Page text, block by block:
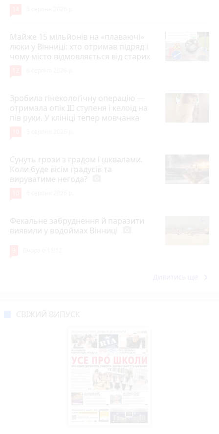
Майже 15 мільйонів на «плаваючі»
люки у Вінниці: хто отримав підряд і
чому місто відмовляється від старих
Зробила гінекологічну операцію —
отримала опік ІІІ ступеня і келоїд на
пів руки. У клініці тепер мовчанка
Сунуть грози з градом і шквалами.
Коли буде вісім градусів та
вируватиме негода?
Фекальне забруднення й паразити
виявили у водоймах Вінниці